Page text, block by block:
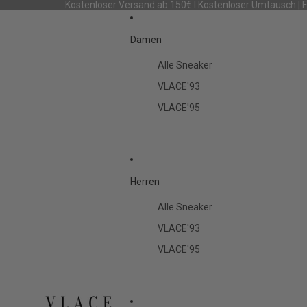
Kostenloser Versand ab 150€ I Kostenloser Umtausch |
Damen
Alle Sneaker
VLACE'93
VLACE'95
Herren
Alle Sneaker
VLACE'93
VLACE'95